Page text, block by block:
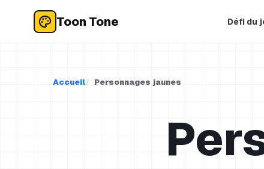
Toon Tone Défi du
Accueil Personnages jaunes